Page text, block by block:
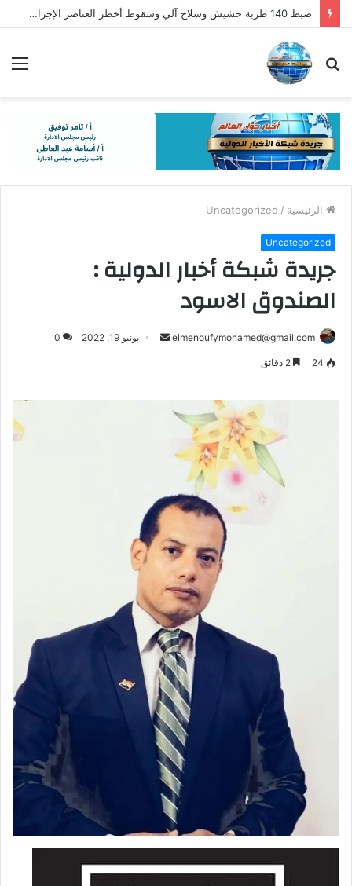
ضبط 140 طربة حشيش وسلاح آلي وسقوط أخطر العناصر الإجرامية
بحث
الرئيسية /
Uncategorized
Uncategorized
جريدة شبكة أخبار الدولية :
الصندوق الاسود
elmenoufymohamed@gmail.com
أرسل يونيو 19, 2022 0
24